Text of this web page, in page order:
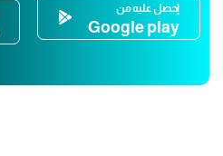
إحصل عليه من
Google play